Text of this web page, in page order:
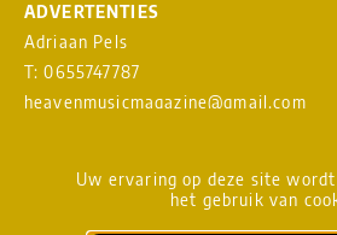
Uw ervaring op deze site
het gebruik van
ADVERTENTIES
Adriaan Pels
T: 0655747787
heavenmusicmagazine@gmail.com